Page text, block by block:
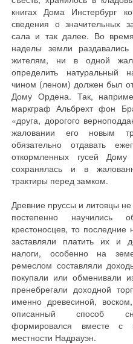
книгах Дома Инстербург
сведения о значительных
сала и так далее. Во
наделы земли
жителям, ни в одной
определить натуральный
чином (леном) должен был
Дому Ордена. Так,
маркграф Альбрехт фон
«друга, дорогого
жаловании его новым
обязательно отдавать
откормленных гусей Дому
сохранялась и в
трактиры перед замком.
Древние пруссы и литовцы
постепенно
крестоносцев, то
заставляли платить их и
налоги, особенно на
ремеслом составляли
покупали или обменивали
пренебрегали доходной
именно древесиной,
описанный способ
формировался вместе с
местности Надрауэн.